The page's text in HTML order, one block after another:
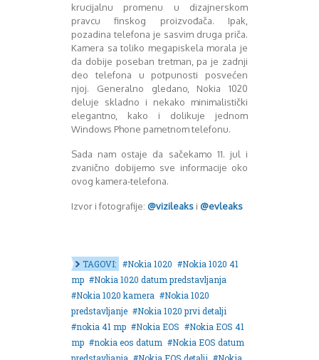
Juni 2018
Juli 2018
August 2018
Oktobar 2018
Novembar 2018
Decembar 2018
Februar 2019
Juni 2019
Juli 2019
August 2019
Februar 2020
krucijalnu promenu u dizajnerskom
pravcu finskog proizvođača. Ipak,
pozadina telefona je sasvim druga priča.
Kamera sa toliko megapiskela morala je
da dobije poseban tretman, pa je zadnji
deo telefona u potpunosti posvećen
njoj. Generalno gledano, Nokia 1020
deluje skladno i nekako minimalistički
elegantno, kako i dolikuje jednom
Windows Phone pametnom telefonu.
Sada nam ostaje da sačekamo 11. jul i
zvanično dobijemo sve informacije oko
ovog kamera-telefona.
Izvor i fotografije: @vizileaks i @evleaks
TAGOVI: Nokia 1020
Nokia 1020 41
mp
Nokia 1020 datum predstavljanja
Nokia 1020 kamera
Nokia 1020
predstavljanje
Nokia 1020 prvi detalji
nokia 41 mp
Nokia EOS
Nokia EOS 41
mp
nokia eos datum
Nokia EOS datum